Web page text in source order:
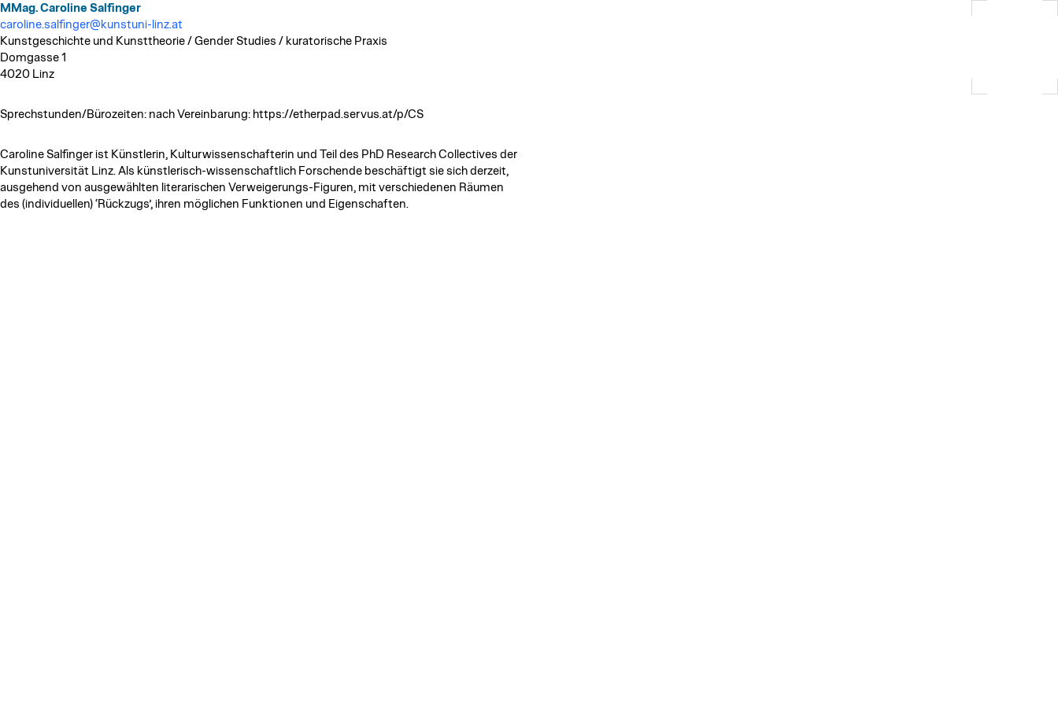
MMag. Caroline Salfinger
caroline.salfinger@kunstuni-linz.at
Kunstgeschichte und Kunsttheorie / Gender Studies / kuratorische Praxis
Domgasse 1
4020 Linz
Sprechstunden/Bürozeiten: nach Vereinbarung: https://etherpad.servus.at/p/CS
Caroline Salfinger ist Künstlerin, Kulturwissenschafterin und Teil des PhD Research Collectives der
Kunstuniversität Linz. Als künstlerisch-wissenschaftlich Forschende beschäftigt sie sich derzeit,
ausgehend von ausgewählten literarischen Verweigerungs-Figuren, mit verschiedenen Räumen
des (individuellen) ‘Rückzugs’, ihren möglichen Funktionen und Eigenschaften.